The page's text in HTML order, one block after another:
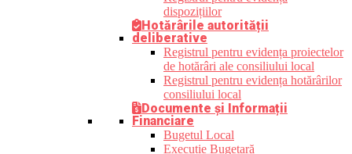
dispozițiilor
Hotărârile autorității
deliberative
Registrul pentru evidența proiectelor
de hotărâri ale consiliului local
Registrul pentru evidența hotărârilor
consiliului local
Documente și Informații
Financiare
Bugetul Local
Execuție Bugetară